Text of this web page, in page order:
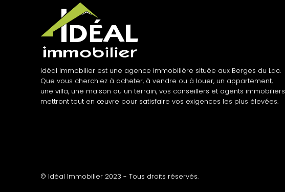
Idéal Immobilier est une agence immobilière située aux Berges du Lac.
Que vous cherchiez à acheter, à vendre ou à louer, un appartement,
une villa, une maison ou un terrain, vos conseillers et agents immobiliers
mettront tout en œuvre pour satisfaire vos exigences les plus élevées.
© Idéal Immobilier 2023 - Tous droits réservés.